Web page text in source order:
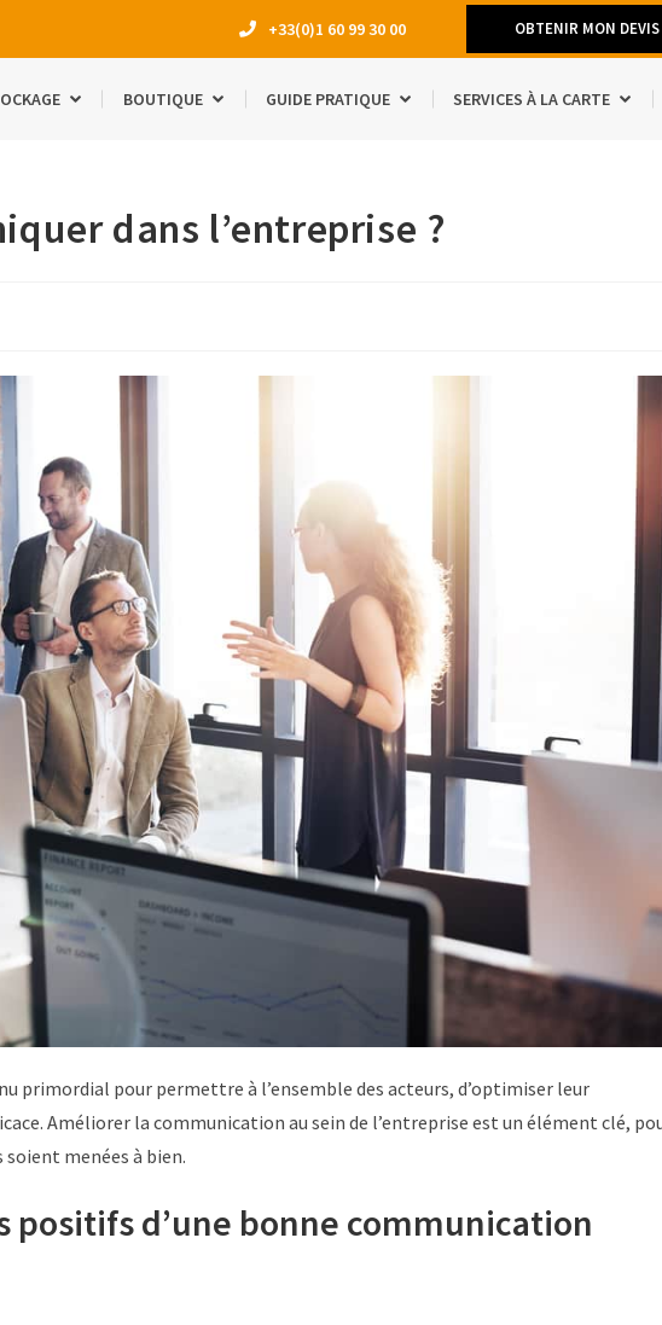
+33(0)1 60 99 30 00 OBTENIR MON
BOUTIQUE GUIDE PRATIQUE SERVICES À LA CARTE
dans l’entreprise ?
primordial pour permettre à l’ensemble des acteurs, d’optimiser leur
Améliorer la communication au sein de l’entreprise est un élément clé,
menées à bien.
positifs d’une bonne communication